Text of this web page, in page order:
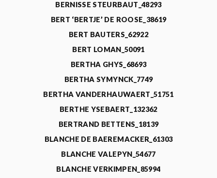
BERNISSE STEURBAUT_48293
BERT ‘BERTJE’ DE ROOSE_38619
BERT BAUTERS_62922
BERT LOMAN_50091
BERTHA GHYS_68693
BERTHA SYMYNCK_7749
BERTHA VANDERHAUWAERT_51751
BERTHE YSEBAERT_132362
BERTRAND BETTENS_18139
BLANCHE DE BAEREMACKER_61303
BLANCHE VALEPYN_54677
BLANCHE VERKIMPEN_85994